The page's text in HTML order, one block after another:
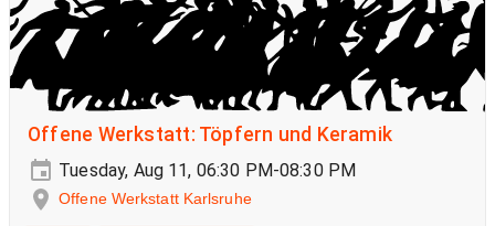
Offene Werkstatt: Töpfern und Keramik
Tuesday, Aug 11, 06:30 PM-08:30 PM
Offene Werkstatt Karlsruhe